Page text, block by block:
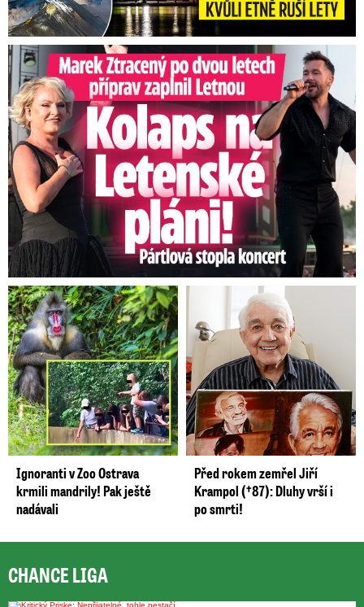
Marek Ztracený na Letné: Pártlová stopla koncert
Ignoranti v Zoo Ostrava
krmili mandrily! Pak ještě
nadávali
Před rokem zemřel Jiří
Krampol (†87): Dluhy vrší i
po smrti!
CHANCE LIGA